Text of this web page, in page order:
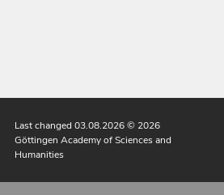
Last changed 03.08.2026© 2026
Göttingen Academy of Sciences and
Humanities